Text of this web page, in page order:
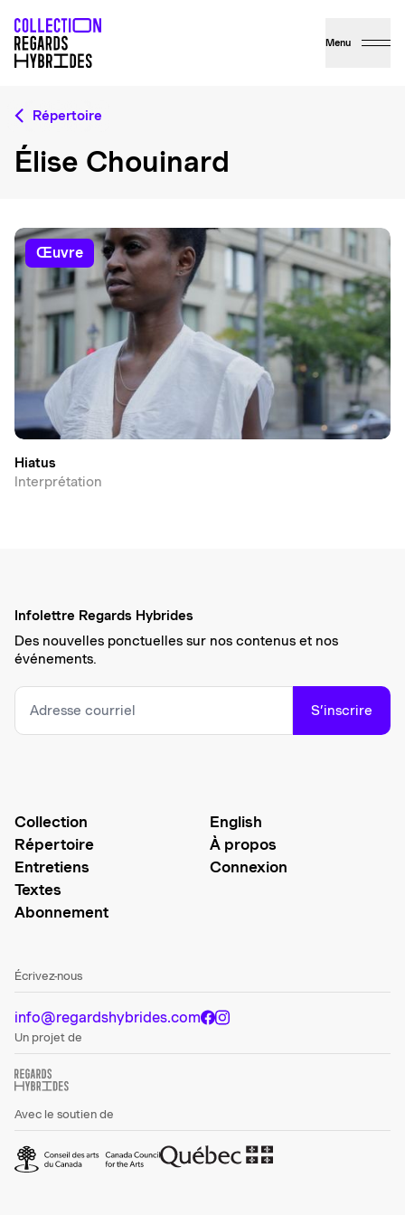
Menu
Répertoire
Élise Chouinard
œuvre
Hiatus
Interprétation
Infolettre Regards Hybrides
Des nouvelles ponctuelles sur nos contenus et nos
événements.
S’inscrire
Collection
Répertoire
Entretiens
Textes
Abonnement
English
À propos
Connexion
Écrivez-nous
info@regardshybrides.com
Un projet de
Avec le soutien de